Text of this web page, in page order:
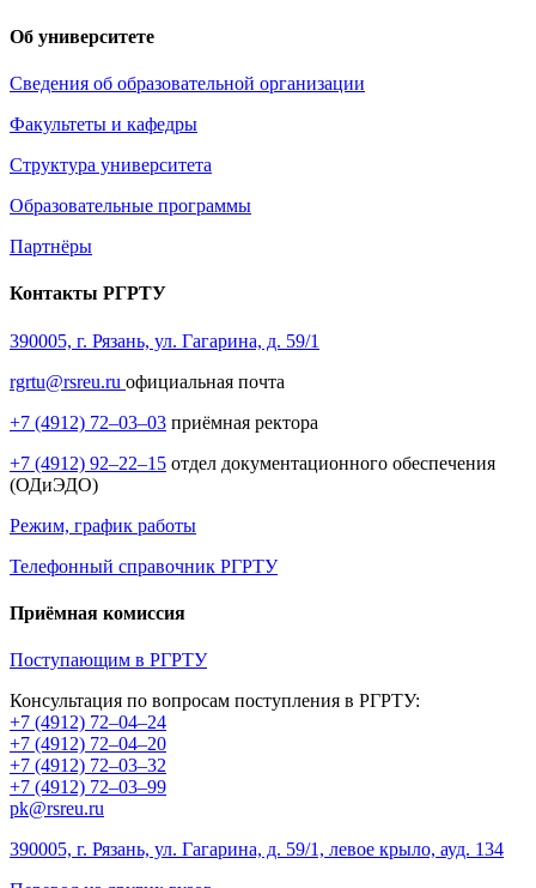
Об университете
Сведения об образовательной организации
Факультеты и кафедры
Структура университета
Образовательные программы
Партнёры
Контакты РГРТУ
390005, г. Рязань, ул. Гагарина, д. 59/1
rgrtu@rsreu.ru официальная почта
+7 (4912) 72–03–03 приёмная ректора
+7 (4912) 92–22–15 отдел документационного обеспечения
(ОДиЭДО)
Режим, график работы
Телефонный справочник РГРТУ
Приёмная комиссия
Поступающим в РГРТУ
Консультация по вопросам поступления в РГРТУ:
+7 (4912) 72–04–24
+7 (4912) 72–04–20
+7 (4912) 72–03–32
+7 (4912) 72–03–99
pk@rsreu.ru
390005, г. Рязань, ул. Гагарина, д. 59/1, левое крыло, ауд. 134